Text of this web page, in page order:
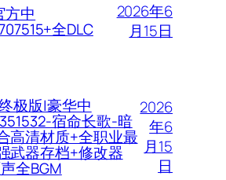
方中
全DLC
2026年6
月15日
极版|豪华中
宿命长歌-暗
高清材质+全职业最
武器存档+修改器
全BGM
2026
年6
月15
日